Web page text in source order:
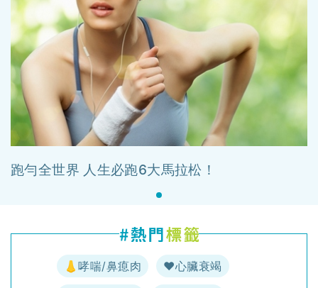
跑勻全世界 人生必跑6大馬拉松！
👃哮喘/鼻瘜肉 ♥️心臟衰竭